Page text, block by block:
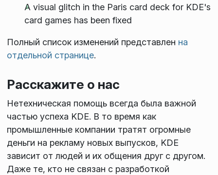
A visual glitch in the Paris card deck for KDE's
card games has been fixed
Полный список изменений представлен на
отдельной странице.
Расскажите о нас
Нетехническая помощь всегда была важной
частью успеха KDE. В то время как
промышленные компании тратят огромные
деньги на рекламу новых выпусков, KDE
зависит от людей и их общения друг с другом.
Даже те, кто не связан с разработкой